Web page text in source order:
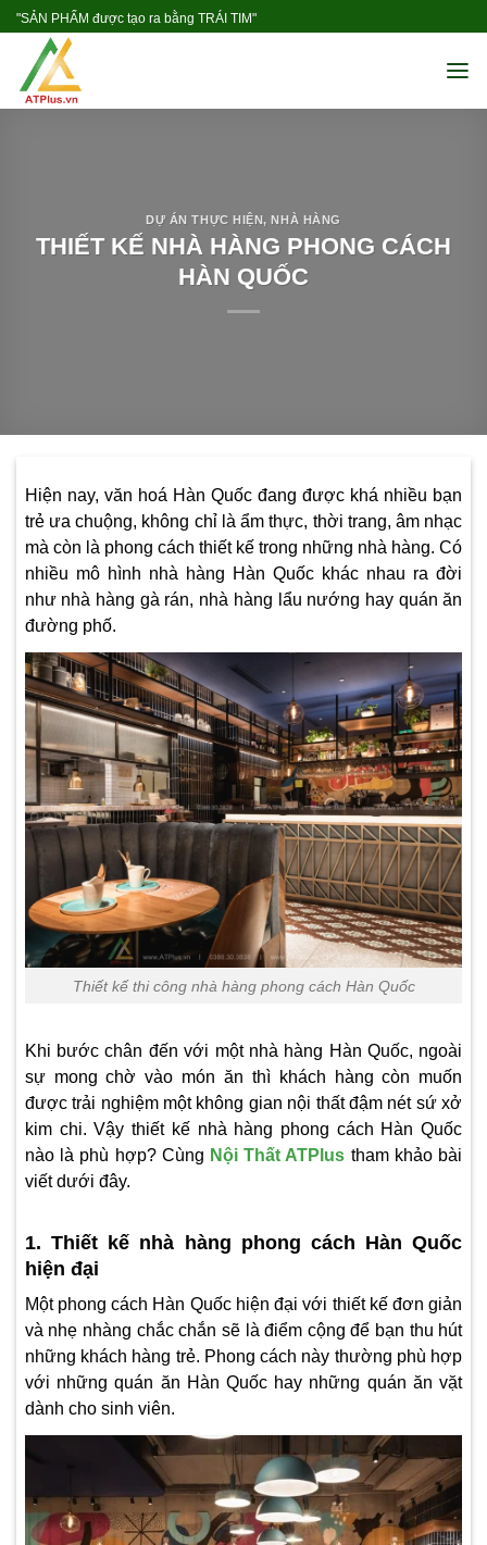
Skip
content
"SẢN PHẨM được tạo ra bằng TRÁI TIM"
DỰ ÁN THỰC HIỆN,NHÀ HÀNG
THIẾT KẾ NHÀ HÀNG PHONG CÁCH
HÀN QUỐC
Hiện nay, văn hoá Hàn Quốc đang được khá nhiều bạn
trẻ ưa chuộng, không chỉ là ẩm thực, thời trang, âm nhạc
mà còn là phong cách thiết kế trong những nhà hàng. Có
nhiều mô hình nhà hàng Hàn Quốc khác nhau ra đời
như nhà hàng gà rán, nhà hàng lẩu nướng hay quán ăn
đường phố.
Thiết kế thi công nhà hàng phong cách Hàn Quốc
Khi bước chân đến với một nhà hàng Hàn Quốc, ngoài
sự mong chờ vào món ăn thì khách hàng còn muốn
được trải nghiệm một không gian nội thất đậm nét sứ xở
kim chi. Vậythiết kế nhà hàng phong cách Hàn Quốc
nào là phù hợp? Cùng Nội Thất ATPlus tham khảo bài
viết dưới đây.
1. Thiết kế nhà hàng phong cách Hàn Quốc
hiện đại
Một phong cách Hàn Quốc hiện đại với thiết kế đơn giản
và nhẹ nhàng chắc chắn sẽ là điểm cộng để bạn thu hút
những khách hàng trẻ. Phong cách này thường phù hợp
với những quán ăn Hàn Quốc hay những quán ăn vặt
dành cho sinh viên.